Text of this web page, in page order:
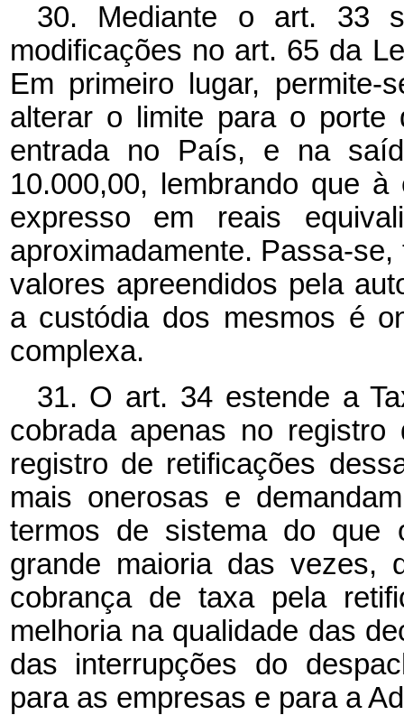
30. Mediante o art. 33
modificações no art. 65 da
Em primeiro lugar, permite-
alterar o limite para o porte
entrada no País, e na
10.000,00, lembrando que
expresso em reais
aproximadamente. Passa-
valores apreendidos pela
a custódia dos mesmos é
complexa.
31. O art. 34 estende a
cobrada apenas no
registro de retificações
mais onerosas e
termos de sistema do que
grande maioria das vezes,
cobrança de taxa pela
melhoria na qualidade das
das interrupções do
para as empresas e para a